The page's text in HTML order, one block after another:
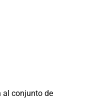
al conjunto de